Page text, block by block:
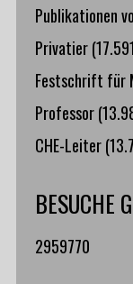
Publikationen
Privatier
Festschrift für
Professor
CHE-Leiter
BESUCHE
2959770